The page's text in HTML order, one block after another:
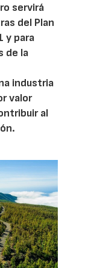
servirá
del Plan
y para
de la
industria
valor
al